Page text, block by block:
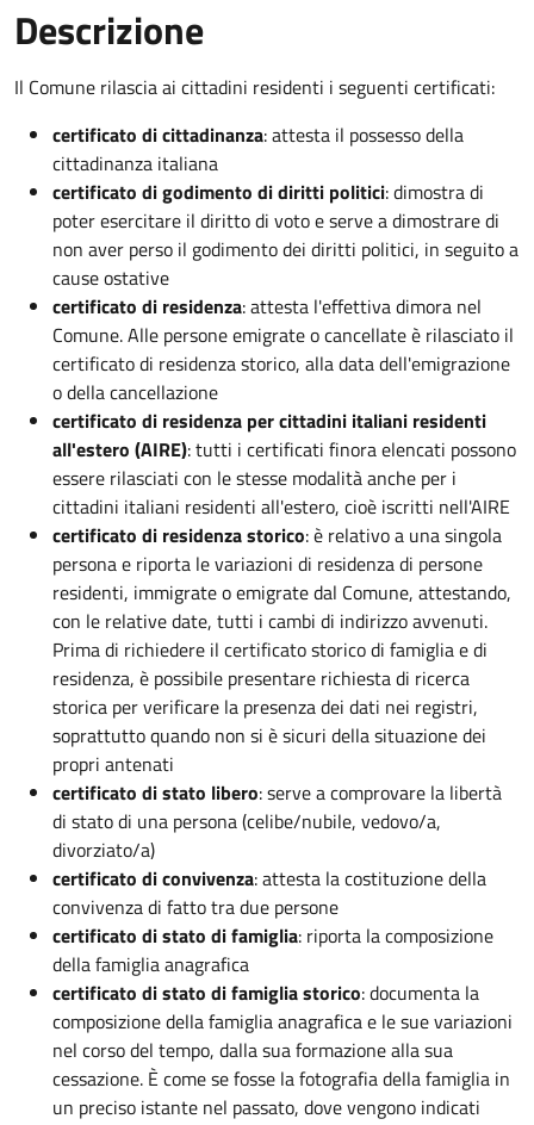
Descrizione
Il Comune rilascia ai cittadini residenti i seguenti certificati:
certificato di cittadinanza: attesta il possesso della
cittadinanza italiana
certificato di godimento di diritti politici: dimostra di
poter esercitare il diritto di voto e serve a dimostrare di
non aver perso il godimento dei diritti politici, in seguito a
cause ostative
certificato di residenza: attesta l'effettiva dimora nel
Comune. Alle persone emigrate o cancellate è rilasciato il
certificato di residenza storico, alla data dell'emigrazione
o della cancellazione
certificato di residenza per cittadini italiani residenti
all'estero (AIRE): tutti i certificati finora elencati possono
essere rilasciati con le stesse modalità anche per i
cittadini italiani residenti all'estero, cioè iscritti nell'AIRE
certificato di residenza storico: è relativo a una singola
persona e riporta le variazioni di residenza di persone
residenti, immigrate o emigrate dal Comune, attestando,
con le relative date, tutti i cambi di indirizzo avvenuti.
Prima di richiedere il certificato storico di famiglia e di
residenza, è possibile presentare richiesta di ricerca
storica per verificare la presenza dei dati nei registri,
soprattutto quando non si è sicuri della situazione dei
propri antenati
certificato di stato libero: serve a comprovare la libertà
di stato di una persona (celibe/nubile, vedovo/a,
divorziato/a)
certificato di convivenza: attesta la costituzione della
convivenza di fatto tra due persone
certificato di stato di famiglia: riporta la composizione
della famiglia anagrafica
certificato di stato di famiglia storico: documenta la
composizione della famiglia anagrafica e le sue variazioni
nel corso del tempo, dalla sua formazione alla sua
cessazione. È come se fosse la fotografia della famiglia in
un preciso istante nel passato, dove vengono indicati